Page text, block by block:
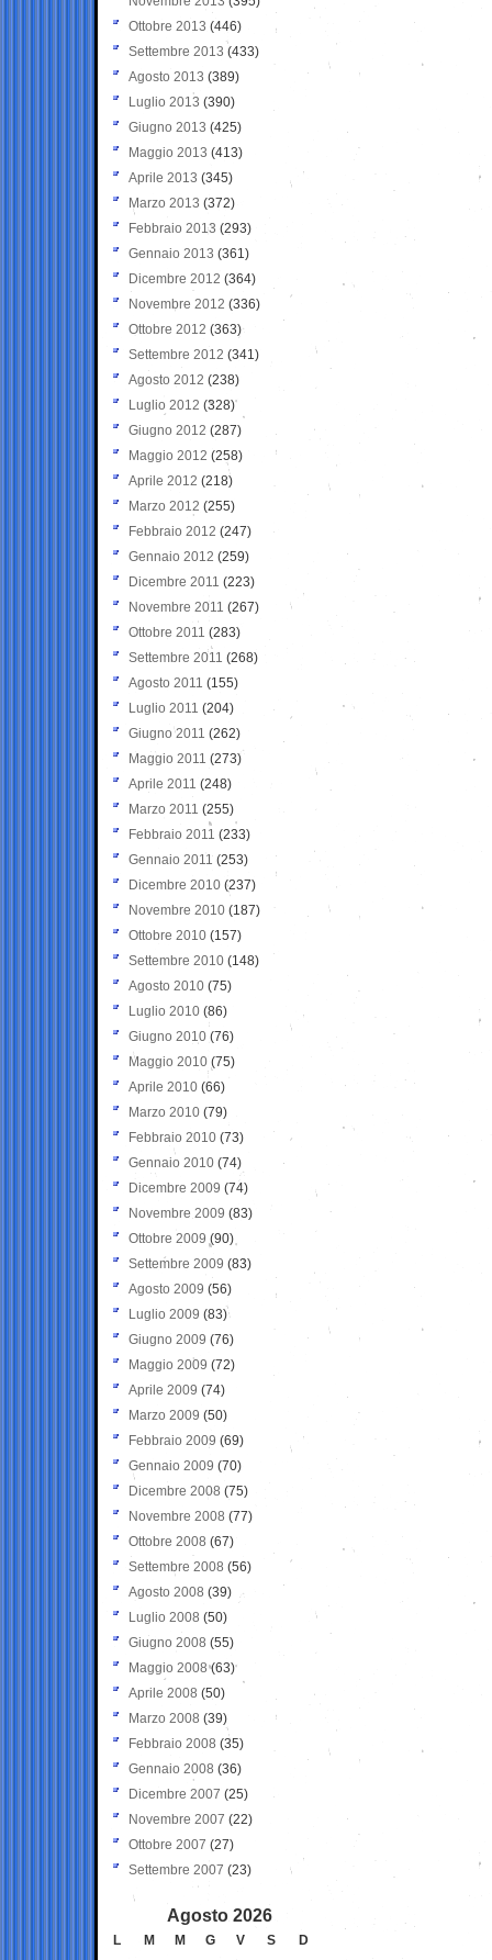
Ottobre 2013 (446)
Settembre 2013 (433)
Agosto 2013 (389)
Luglio 2013 (390)
Giugno 2013 (425)
Maggio 2013 (413)
Aprile 2013 (345)
Marzo 2013 (372)
Febbraio 2013 (293)
Gennaio 2013 (361)
Dicembre 2012 (364)
Novembre 2012 (336)
Ottobre 2012 (363)
Settembre 2012 (341)
Agosto 2012 (238)
Luglio 2012 (328)
Giugno 2012 (287)
Maggio 2012 (258)
Aprile 2012 (218)
Marzo 2012 (255)
Febbraio 2012 (247)
Gennaio 2012 (259)
Dicembre 2011 (223)
Novembre 2011 (267)
Ottobre 2011 (283)
Settembre 2011 (268)
Agosto 2011 (155)
Luglio 2011 (204)
Giugno 2011 (262)
Maggio 2011 (273)
Aprile 2011 (248)
Marzo 2011 (255)
Febbraio 2011 (233)
Gennaio 2011 (253)
Dicembre 2010 (237)
Novembre 2010 (187)
Ottobre 2010 (157)
Settembre 2010 (148)
Agosto 2010 (75)
Luglio 2010 (86)
Giugno 2010 (76)
Maggio 2010 (75)
Aprile 2010 (66)
Marzo 2010 (79)
Febbraio 2010 (73)
Gennaio 2010 (74)
Dicembre 2009 (74)
Novembre 2009 (83)
Ottobre 2009 (90)
Settembre 2009 (83)
Agosto 2009 (56)
Luglio 2009 (83)
Giugno 2009 (76)
Maggio 2009 (72)
Aprile 2009 (74)
Marzo 2009 (50)
Febbraio 2009 (69)
Gennaio 2009 (70)
Dicembre 2008 (75)
Novembre 2008 (77)
Ottobre 2008 (67)
Settembre 2008 (56)
Agosto 2008 (39)
Luglio 2008 (50)
Giugno 2008 (55)
Maggio 2008(63)
Aprile 2008 (50)
Marzo 2008 (39)
Febbraio 2008 (35)
Gennaio 2008 (36)
Dicembre 2007 (25)
Novembre 2007 (22)
Ottobre 2007 (27)
Settembre 2007 (23)
Agosto 2026
L M M G V S
D